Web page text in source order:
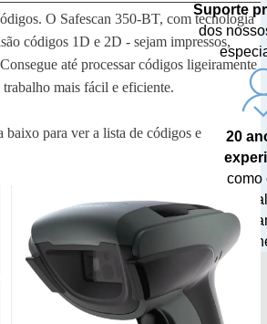
O Safescan 350-BT, com tecnologia
códigos 1D e 2D - sejam impressos,
até processar códigos ligeiramente
mais fácil e eficiente.
baixo para ver a lista de códigos e
Suporte
dos
20
como